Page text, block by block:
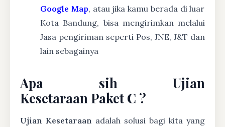
Google Map, atau jika kamu berada di luar
Kota Bandung, bisa mengirimkan melalui
Jasa pengiriman seperti Pos, JNE, J&T dan
lain sebagainya
Apa sih Ujian
Kesetaraan Paket C ?
Ujian Kesetaraan adalah solusi bagi kita yang